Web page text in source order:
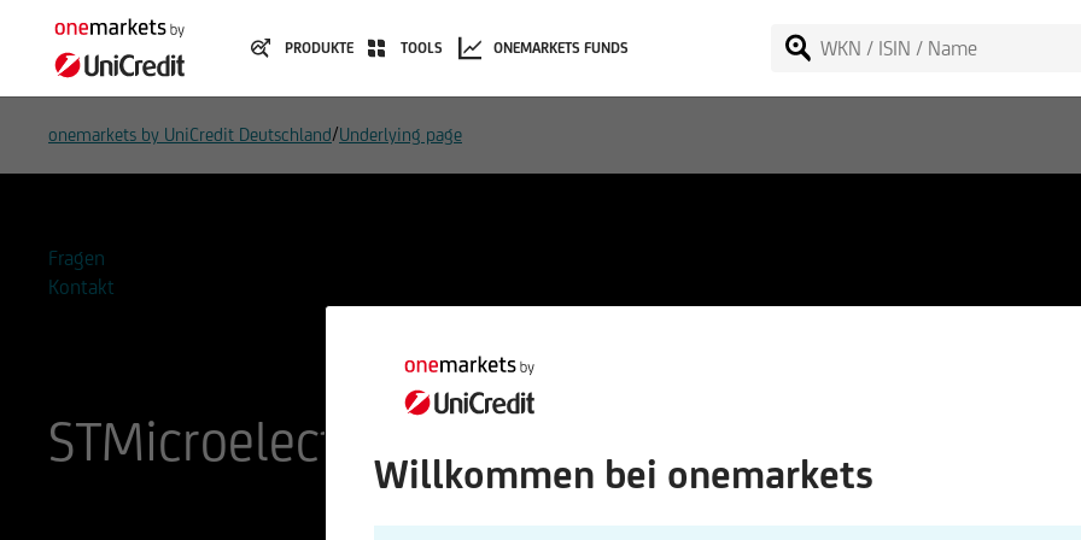
PRODUKTE TOOLS ONEMARKETS FUNDS
onemarkets by UniCredit Deutschland/Underlying page
Fragen
Kontakt
STMicroelectronics N.V.
Willkommen bei onemarkets